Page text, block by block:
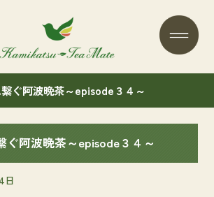
ぐ阿波晩茶～episode３４～
ぐ阿波晩茶～episode３４～
日